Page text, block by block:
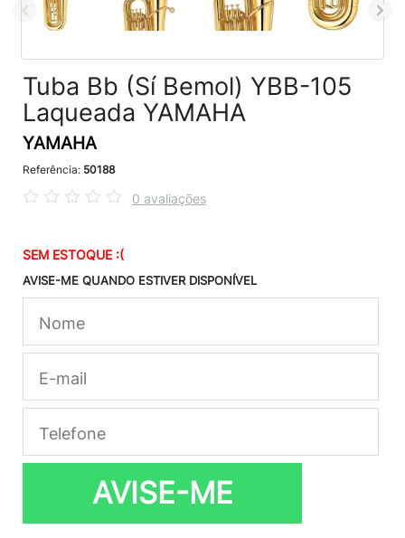
Tuba Bb (Sí Bemol) YBB-105
Laqueada YAMAHA
YAMAHA
Referência: 50188
0 avaliações
SEM ESTOQUE :(
AVISE-ME QUANDO ESTIVER DISPONÍVEL
AVISE-ME